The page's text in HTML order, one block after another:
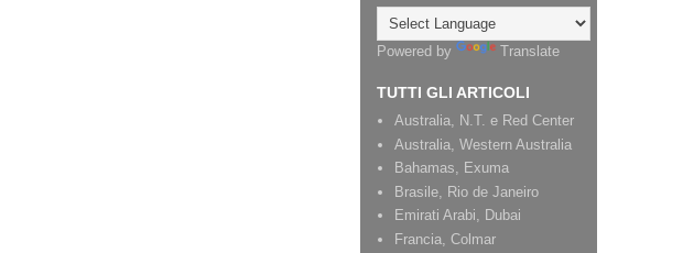
Powered by Translate
TUTTI GLI ARTICOLI
Australia, N.T. e Red Center
Australia, Western Australia
Bahamas, Exuma
Brasile, Rio de Janeiro
Emirati Arabi, Dubai
Francia, Colmar